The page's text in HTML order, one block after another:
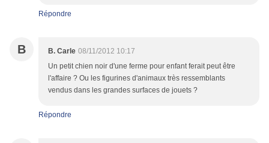
Répondre
B B. Carle 08/11/2012 10:17
Un petit chien noir d'une ferme pour enfant ferait peut être
l'affaire ? Ou les figurines d'animaux très ressemblants
vendus dans les grandes surfaces de jouets ?
Répondre